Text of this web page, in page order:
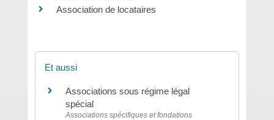
Association de locataires
Et aussi
Associations sous régime légal
spécial
Associations spécifiques et fondations